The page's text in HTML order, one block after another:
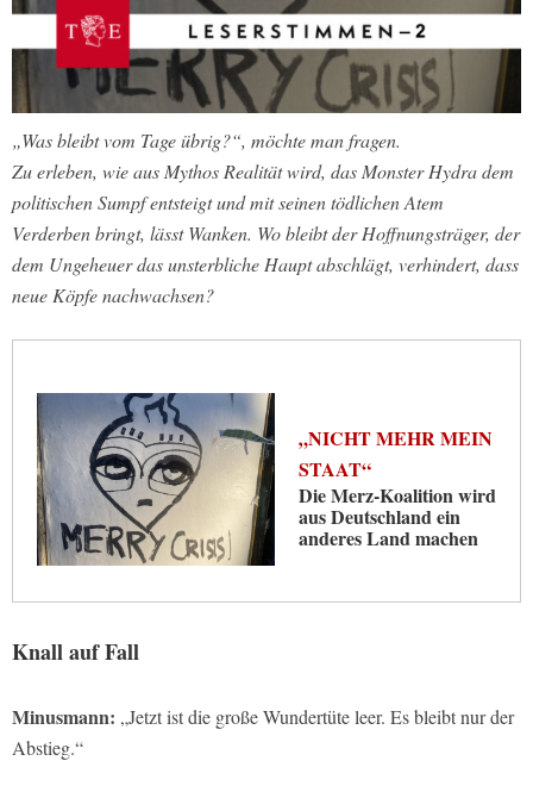
„Was bleibt vom Tage übrig?“, möchte man fragen.
Zu erleben, wie aus Mythos Realität wird, das Monster Hydra dem
politischen Sumpf entsteigt und mit seinen tödlichen Atem
Verderben bringt, lässt Wanken. Wo bleibt der Hoffnungsträger, der
dem Ungeheuer das unsterbliche Haupt abschlägt, verhindert, dass
neue Köpfe nachwachsen?
„NICHT MEHR MEIN
STAAT“
Die Merz-Koalition wird
aus Deutschland ein
anderes Land machen
Knall auf Fall
Minusmann: „Jetzt ist die große Wundertüte leer. Es bleibt nur der
Abstieg.“